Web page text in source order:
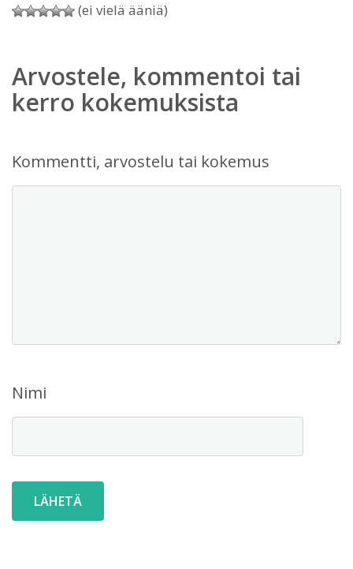
(ei vielä ääniä)
Arvostele, kommentoi tai
kerro kokemuksista
Kommentti, arvostelu tai kokemus
Nimi